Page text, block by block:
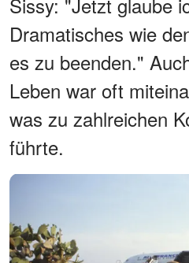
Dramatisches wie
es zu beenden."
Leben war oft
was zu zahlreichen
führte.